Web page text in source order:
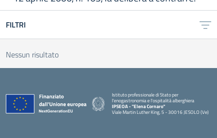
FILTRI
Nessun risultato
Istituto professionale di Stato per
l'enogastronomia e l'ospitalità alberghiera
IPSEOA - ''Elena Cornaro"
Viale Martin Luther King, 5 - 30016 JESOLO (Ve)
— Visita la pagina iniziale della scuola